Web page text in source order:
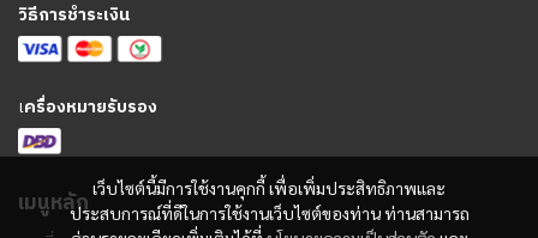
เว็บไซต์นี้มีการใช้งานคุกกี้ เพื่อเพิ่มประสิทธิภาพและ
ประสบการณ์ที่ดีในการใช้งานเว็บไซต์ของท่าน ท่านสามารถ
วิธีการชำระเงิน
เครื่องหมายรับรอง
เมนูหลัก